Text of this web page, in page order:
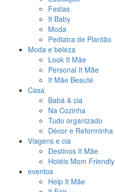
Festas
It Baby
Moda
Pediatra de Plantão
Moda e beleza
Look It Mãe
Personal It Mãe
It Mãe Beauté
Casa
Babá & cia
Na Cozinha
Tudo organizado
Décor e Reforminha
Viagens e cia
Destinos It Mãe
Hotéis Mom Friendly
eventos
Help It Mãe